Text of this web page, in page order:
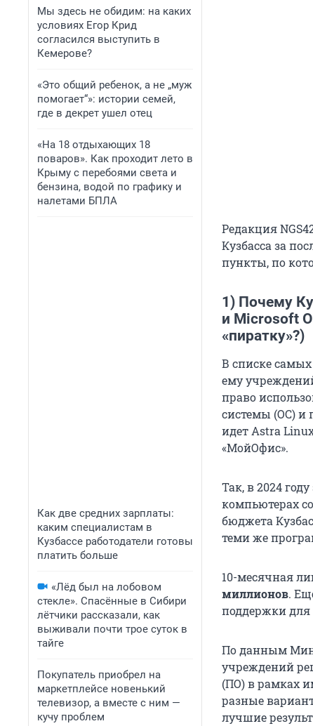
Мы здесь не обидим: на каких
условиях Егор Крид
согласился выступить в
Кемерове?
«Это общий ребенок, а не „муж
помогает“»: истории семей,
где в декрет ушел отец
«На 18 отдыхающих 18
поваров». Как проходит лето в
Крыму с перебоями света и
бензина, водой по графику и
налетами БПЛА
Как две средних зарплаты:
каким специалистам в
Кузбассе работодатели готовы
платить больше
«Лёд был на лобовом
стекле». Спасённые в Сибири
лётчики рассказали, как
выживали почти трое суток в
тайге
Покупатель приобрел на
маркетплейсе новенький
телевизор, а вместе с ним —
кучу проблем
Редакция
Кузбасса за
пункты, по
1) Почему
и Microsoft
«пиратку»?)
В списке
ему
право
системы (ОС) и
идет Astra
«МойОфис».
Так, в 2024
компьютерах
бюджета
теми же
10-месячная
миллионов.
поддержки для
По данным
учреждений
(ПО) в рамках
разные
лучшие